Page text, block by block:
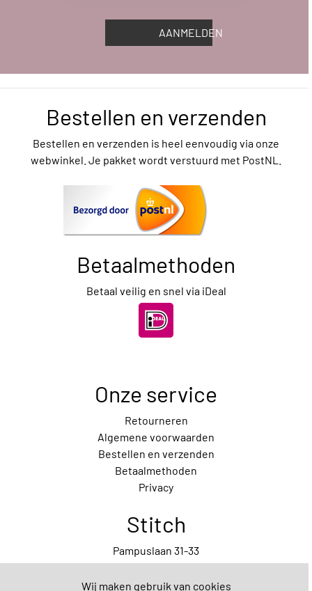
Wij maken gebruik van cookies
AANMELDEN
Bestellen en verzenden
Bestellen en verzenden is heel eenvoudig via onze
webwinkel. Je pakket wordt verstuurd met PostNL.
Betaalmethoden
Betaal veilig en snel via iDeal
Onze service
Retourneren
Algemene voorwaarden
Bestellen en verzenden
Betaalmethoden
Privacy
Stitch
Pampuslaan 31-33
1087 HP Amsterdam
020-7372029